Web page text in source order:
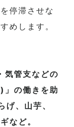
停滞させな
めします 。
管支などの
」の働きを助
、山芋、
など。